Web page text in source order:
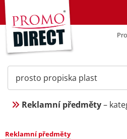
Reklamní předměty–
Reklamní předměty